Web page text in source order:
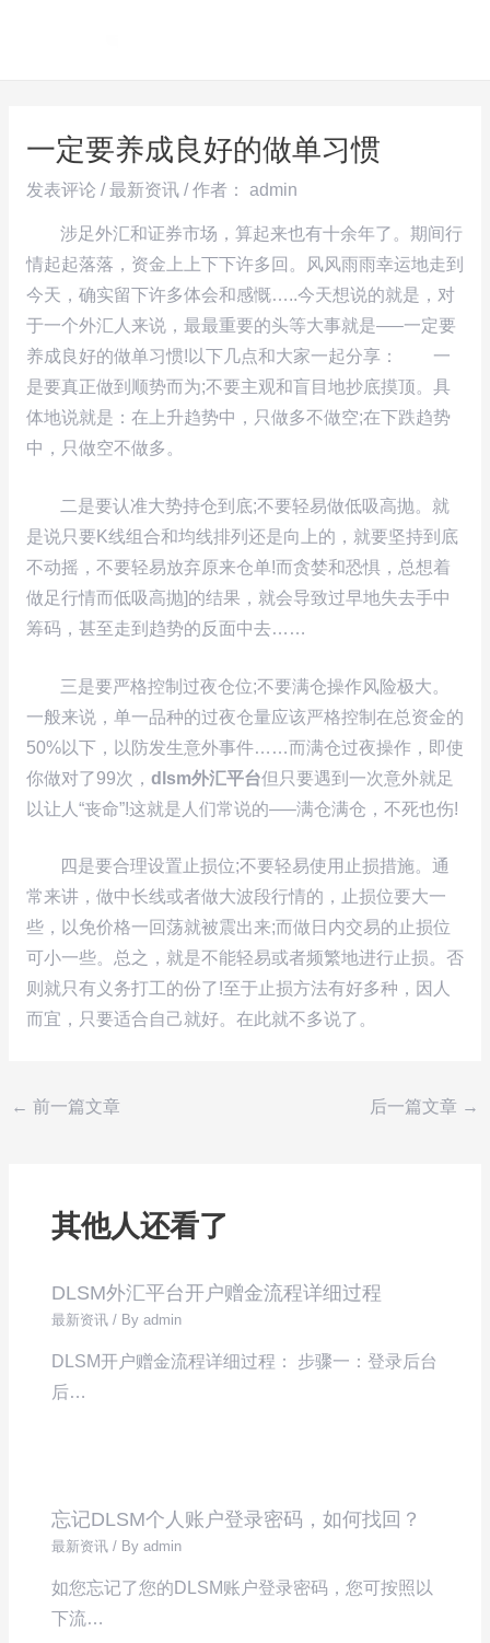
一定要养成良好的做单习惯
发表评论 /最新资讯/ 作者： admin
涉足外汇和证券市场，算起来也有十余年了。期间行
情起起落落，资金上上下下许多回。风风雨雨幸运地走到
今天，确实留下许多体会和感慨…..今天想说的就是，对
于一个外汇人来说，最最重要的头等大事就是—–一定要
养成良好的做单习惯!以下几点和大家一起分享： 一
是要真正做到顺势而为;不要主观和盲目地抄底摸顶。具
体地说就是：在上升趋势中，只做多不做空;在下跌趋势
中，只做空不做多。
二是要认准大势持仓到底;不要轻易做低吸高抛。就
是说只要K线组合和均线排列还是向上的，就要坚持到底
不动摇，不要轻易放弃原来仓单!而贪婪和恐惧，总想着
做足行情而低吸高抛]的结果，就会导致过早地失去手中
筹码，甚至走到趋势的反面中去……
三是要严格控制过夜仓位;不要满仓操作风险极大。
一般来说，单一品种的过夜仓量应该严格控制在总资金的
50%以下，以防发生意外事件……而满仓过夜操作，即使
你做对了99次， dlsm外汇平台但只要遇到一次意外就足
以让人“丧命”!这就是人们常说的—–满仓满仓，不死也伤!
四是要合理设置止损位;不要轻易使用止损措施。通
常来讲，做中长线或者做大波段行情的，止损位要大一
些，以免价格一回荡就被震出来;而做日内交易的止损位
可小一些。总之，就是不能轻易或者频繁地进行止损。否
则就只有义务打工的份了!至于止损方法有好多种，因人
而宜，只要适合自己就好。在此就不多说了。
← 前一篇文章 后一篇文章 →
其他人还看了
DLSM外汇平台开户赠金流程详细过程
最新资讯 / Byadmin
DLSM开户赠金流程详细过程： 步骤一：登录后台
后…
忘记DLSM个人账户登录密码，如何找回？
最新资讯 / Byadmin
如您忘记了您的DLSM账户登录密码，您可按照以
下流…